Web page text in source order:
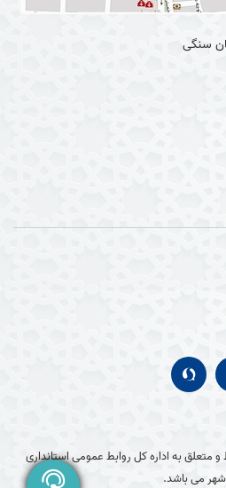
سنگی
به اداره کل روابط عمومی استانداری
می باشد.